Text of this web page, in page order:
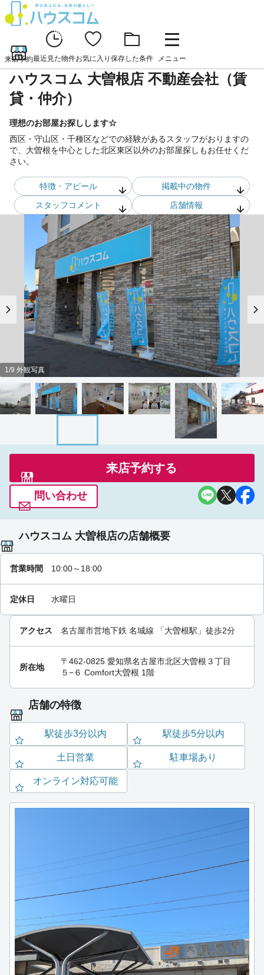
来店予約最近見た物件お気に入り 保存した条件 メニュー
ハウスコム 大曽根店 不動産会社（賃
貸・仲介）
理想のお部屋お探しします☆
西区・守山区・千種区などでの経験があるスタッフがおりますの
で、大曽根を中心とした北区東区以外のお部屋探しもお任せくだ
さい。
特徴・アピール
掲載中の物件
スタッフコメント 店舗情報
1/9 外観写真
来店予約する
問い合わせ
ハウスコム 大曽根店の店舗概要
営業時間 10:00～18:00
定休日 水曜日
アクセス 名古屋市営地下鉄 名城線 「大曽根駅 」徒歩2分
所在地
〒462-0825 愛知県名古屋市北区大曽根３丁目
５−６ Comfort大曽根 1階
店舗の特徴
駅徒歩3分以内 駅徒歩5分以内
土日営業 駐車場あり
オンライン対応可能